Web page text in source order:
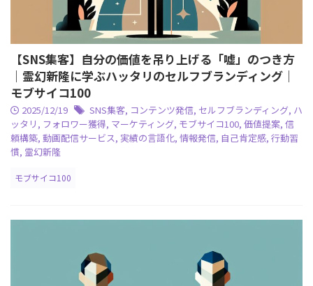
【SNS集客】自分の価値を吊り上げる「嘘」のつき方
｜霊幻新隆に学ぶハッタリのセルフブランディング｜
モブサイコ100
2025/12/19 SNS集客, コンテンツ発信, セルフブランディング, ハ
ッタリ , フォロワー獲得, マーケティング, モブサイコ100, 価値提案, 信
頼構築, 動画配信サービス, 実績の言語化, 情報発信, 自己肯定感, 行動習
慣, 霊幻新隆
モブサイコ100